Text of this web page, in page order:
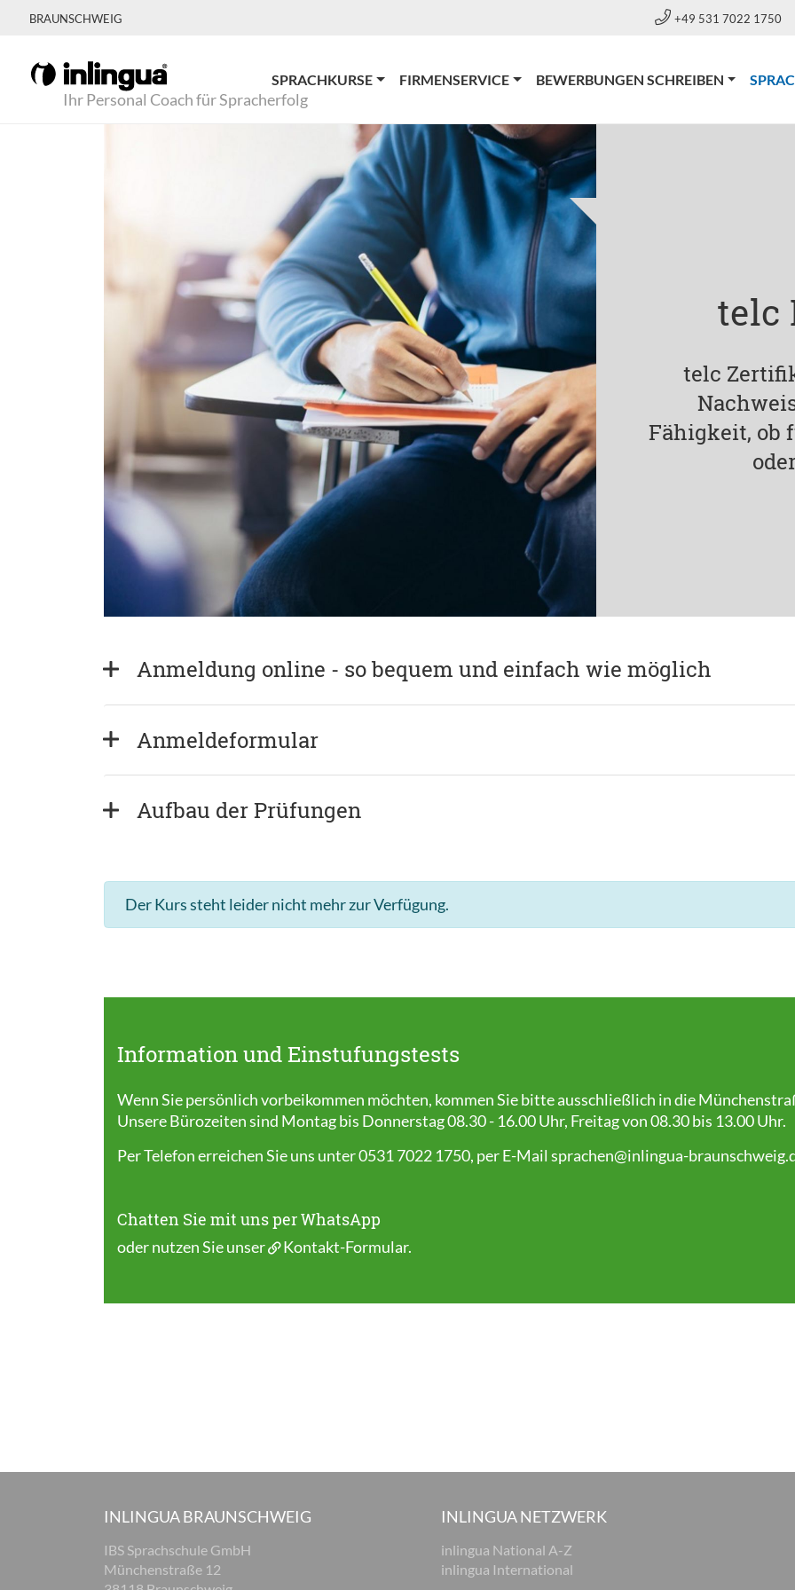
BRAUNSCHWEIG +49 531 7022 1750
Ihr Personal Coach für Spracherfolg
SPRACHKURSE FIRMENSERVICE BEWERBUNGEN SCHREIBEN
telc
telc
Fähigkeit, ob
Anmeldung online - so bequem und einfach wie möglich
Anmeldeformular
Aufbau der Prüfungen
Der Kurs steht leider nicht mehr zur Verfügung.
Information und Einstufungstests
Wenn Sie persönlich vorbeikommen möchten, kommen Sie bitte ausschließlich in die
Unsere Bürozeiten sind Montag bis Donnerstag 08.30 - 16.00 Uhr, Freitag von 08.30 bis 13.00 Uhr.
Per Telefon erreichen Sie uns unter 0531 7022 1750, per E-Mail sprachen@inlingua-
Chatten Sie mit uns per WhatsApp
oder nutzen Sie unser Kontakt-Formular.
INLINGUA BRAUNSCHWEIG
IBS Sprachschule GmbH
Münchenstraße 12
INLINGUA NETZWERK
inlingua National A-Z
inlingua International